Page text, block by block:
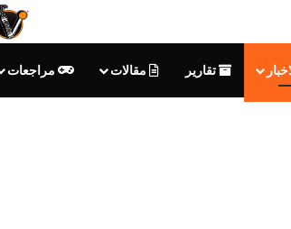
تقارير مقالات مراجعات